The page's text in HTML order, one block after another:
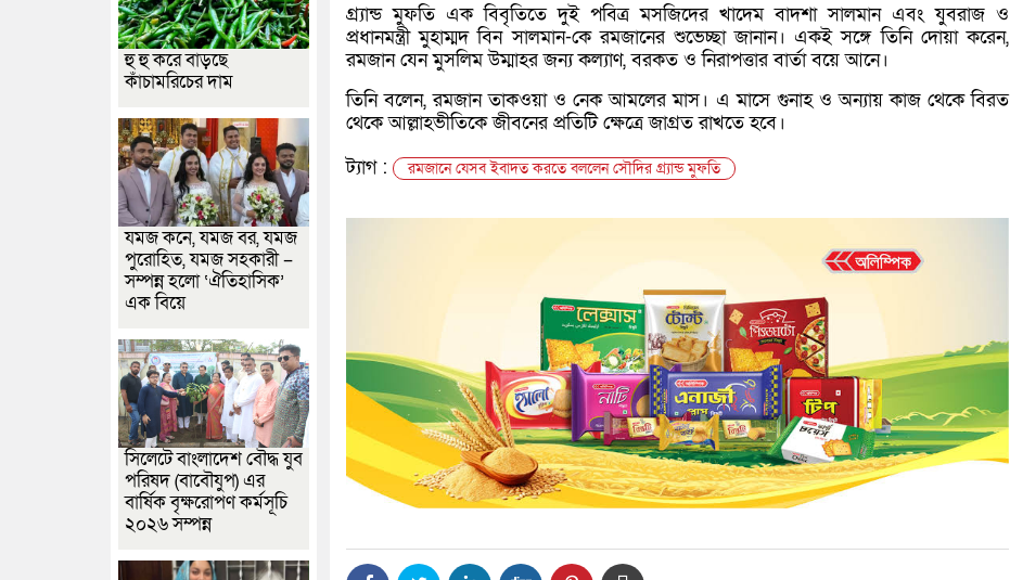
গ্র্যান্ড মুফতি এক বিবৃতিতে দুই পবিত্র মসজিদের খাদেমবাদশা সালমানএবং যুবরাজ ও
প্রধানমন্ত্রীমুহাম্মদ বিন সালমান-কে রমজানের শুভেচ্ছা জানান। একই সঙ্গে তিনি দোয়া করেন,
রমজান যেন মুসলিম উম্মাহর জন্য কল্যাণ, বরকত ও নিরাপত্তার বার্তা বয়ে আনে।
তিনি বলেন, রমজান তাকওয়া ও নেক আমলের মাস। এ মাসে গুনাহ ও অন্যায় কাজ থেকে বিরত
থেকে আল্লাহভীতিকে জীবনের প্রতিটি ক্ষেত্রে জাগ্রত রাখতে হবে।
ট্যাগ :
রমজানে যেসব ইবাদত করতে বললেন সৌদির গ্র্যান্ড মুফতি
হু হু করে বাড়ছে
কাঁচামরিচের দাম
যমজ কনে, যমজ বর, যমজ
পুরোহিত, যমজ সহকারী –
সম্পন্ন হলো ‘ঐতিহাসিক’
এক বিয়ে
সিলেটে বাংলাদেশ বৌদ্ধ যুব
পরিষদ (বাবৌযুপ) এর
বার্ষিক বৃক্ষরোপণ কর্মসূচি
২০২৬ সম্পন্ন